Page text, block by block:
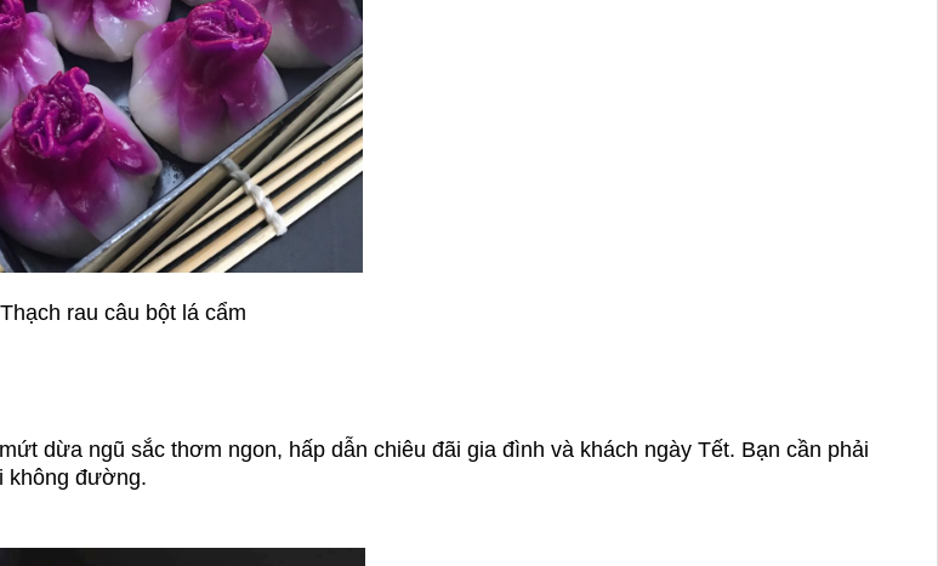
Thạch rau câu bột lá cẩm
dừa ngũ sắc thơm ngon, hấp dẫn chiêu đãi gia đình và khách ngày Tết. Bạn cần phải
không đường.